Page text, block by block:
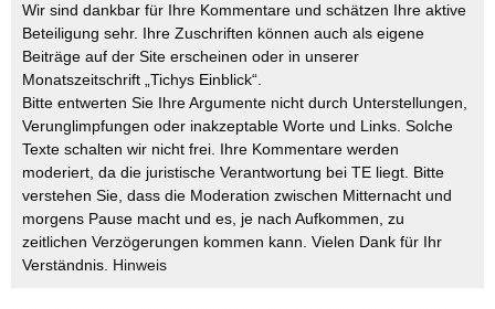
Wir sind dankbar für Ihre Kommentare und schätzen Ihre aktive
Beteiligung sehr. Ihre Zuschriften können auch als eigene
Beiträge auf der Site erscheinen oder in unserer
Monatszeitschrift „Tichys Einblick“.
Bitte entwerten Sie Ihre Argumente nicht durch Unterstellungen,
Verunglimpfungen oder inakzeptable Worte und Links. Solche
Texte schalten wir nicht frei. Ihre Kommentare werden
moderiert, da die juristische Verantwortung bei TE liegt. Bitte
verstehen Sie, dass die Moderation zwischen Mitternacht und
morgens Pause macht und es, je nach Aufkommen, zu
zeitlichen Verzögerungen kommen kann. Vielen Dank für Ihr
Verständnis. Hinweis